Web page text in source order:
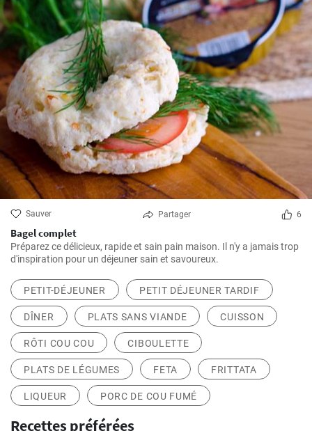
Sauver Partager 6
Bagel complet
Préparez ce délicieux, rapide et sain pain maison. Il n'y a jamais trop
d'inspiration pour un déjeuner sain et savoureux.
PETIT-DÉJEUNER PETIT DÉJEUNER TARDIF
DÎNER PLATS SANS VIANDE CUISSON
RÔTI COU COU CIBOULETTE
PLATS DE LÉGUMES FETA FRITTATA
LIQUEUR PORC DE COU FUMÉ
Recettes préférées